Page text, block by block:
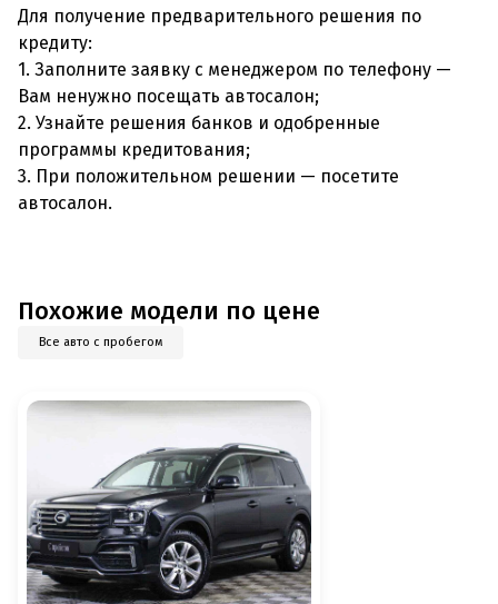
Для получение предварительного решения по
кредиту:
1. Заполните заявку с менеджером по телефону —
Вам ненужно посещать автосалон;
2. Узнайте решения банков и одобренные
программы кредитования;
3. При положительном решении — посетите
автосалон.
Похожие модели по цене
Все авто с пробегом